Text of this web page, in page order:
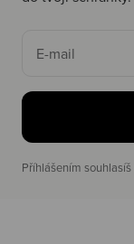
E-mail
Příhlášením